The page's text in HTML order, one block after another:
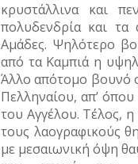
κρυστάλλινα και
πολυδενδρία και
Αμάδες. Ψηλότερο
από τα Καμπιά η
Άλλο απότομο βουνό
Πελληναίου, απ’
του Αγγέλου. Τέλος,
τους λαογραφικούς
με μεσαιωνική όψη